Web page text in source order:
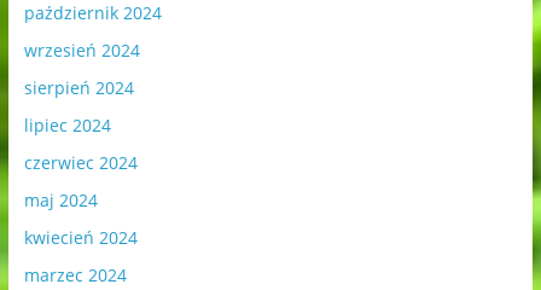
październik 2024
wrzesień 2024
sierpień 2024
lipiec 2024
czerwiec 2024
maj 2024
kwiecień 2024
marzec 2024